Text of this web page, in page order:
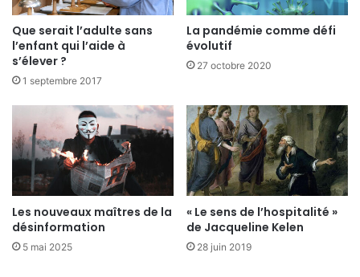
Que serait l’adulte sans
l’enfant qui l’aide à
s’élever ?
1 septembre 2017
La pandémie comme défi
évolutif
27 octobre 2020
Les nouveaux maîtres de la
désinformation
5 mai 2025
« Le sens de l’hospitalité »
de Jacqueline Kelen
28 juin 2019